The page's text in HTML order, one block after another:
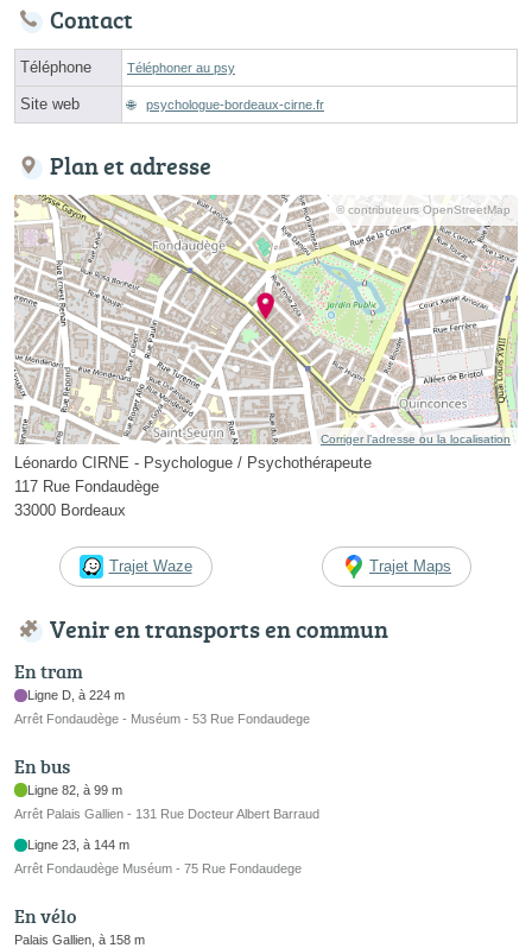
Contact
Téléphone Téléphoner au psy
Site web psychologue-bordeaux-cirne.fr
Plan et adresse
© contributeurs OpenStreetMap
Corriger l’adresse ou la localisation
Léonardo CIRNE - Psychologue / Psychothérapeute
117 Rue Fondaudège
33000 Bordeaux
Trajet Waze Trajet Maps
Venir en transports en commun
En tram
Ligne D, à 224 m
Arrêt Fondaudège - Muséum - 53 Rue Fondaudege
En bus
Ligne 82, à 99 m
Arrêt Palais Gallien - 131 Rue Docteur Albert Barraud
Ligne 23, à 144 m
Arrêt Fondaudège Muséum - 75 Rue Fondaudege
En vélo
Palais Gallien, à 158 m